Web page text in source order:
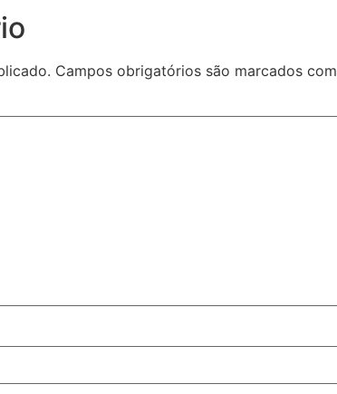
Campos obrigatórios são marcados com